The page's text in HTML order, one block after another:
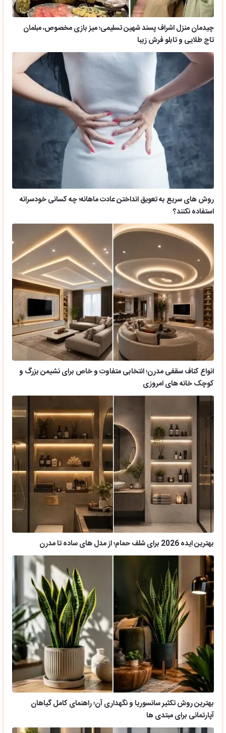
چیدمان منزل اشراف پسند شهین تسلیمی؛ میز بازی مخصوص، مبلمان
تاج طلایی و تابلو فرش زیبا
روش های سریع به تعویق انداختن عادت ماهانه؛ چه کسانی خودسرانه
استفاده نکنند؟
انواع کناف سقفی مدرن؛ انتخابی متفاوت و خاص برای نشیمن بزرگ و
کوچک خانه های امروزی
بهترین ایده 2026 برای شلف حمام؛ از مدل های ساده تا مدرن
بهترین روش تکثیر سانسوریا و نگهداری آن؛ راهنمای کامل گیاهان
آپارتمانی برای مبتدی ها